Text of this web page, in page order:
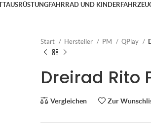
FAHRRAD UND
Start Hersteller PM QPlay
Dreirad Rito
Vergleichen Zur